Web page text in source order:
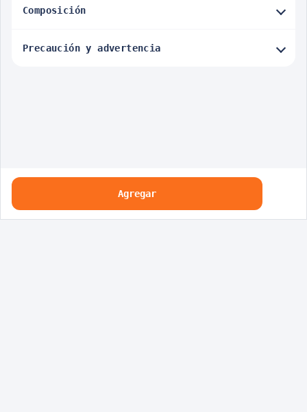
Composición
Precaución y advertencia
Agregar